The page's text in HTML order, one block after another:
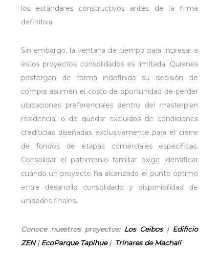
los estándares constructivos antes de la firma
definitiva.
Sin embargo, la ventana de tiempo para ingresar a
estos proyectos consolidados es limitada. Quienes
postergan de forma indefinida su decisión de
compra asumen el costo de oportunidad de perder
ubicaciones preferenciales dentro del masterplan
residencial o de quedar excluidos de condiciones
crediticias diseñadas exclusivamente para el cierre
de fondos de etapas comerciales específicas.
Consolidar el patrimonio familiar exige identificar
cuándo un proyecto ha alcanzado el punto óptimo
entre desarrollo consolidado y disponibilidad de
unidades finales.
Conoce nuestros proyectos: Los Ceibos| Edificio
ZEN|EcoParque Tapihue| Trinares de Machalí